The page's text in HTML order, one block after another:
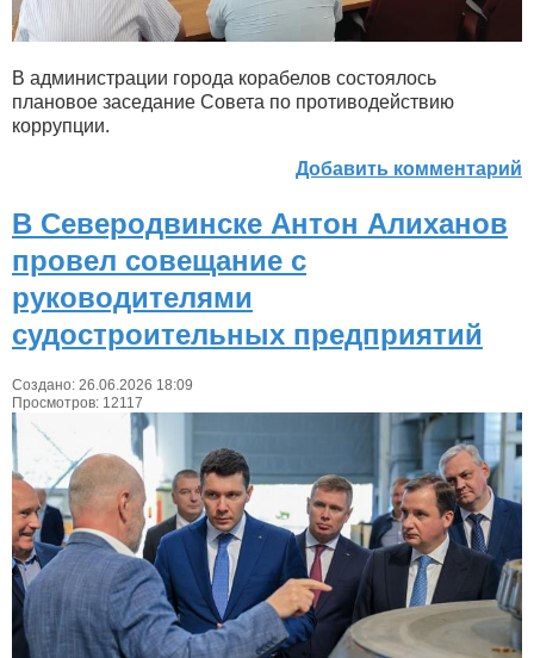
В администрации города корабелов состоялось
плановое заседание Совета по противодействию
коррупции.
Добавить комментарий
В Северодвинске Антон Алиханов
провел совещание с
руководителями
судостроительных предприятий
Создано: 26.06.2026 18:09
Просмотров: 12117